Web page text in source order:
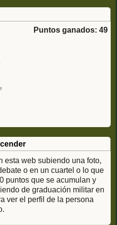
Puntos ganados: 49
esta web subiendo una foto,
o en un cuartel o lo que
puntos que se acumulan y
de graduación militar en
ver el perfil de la persona